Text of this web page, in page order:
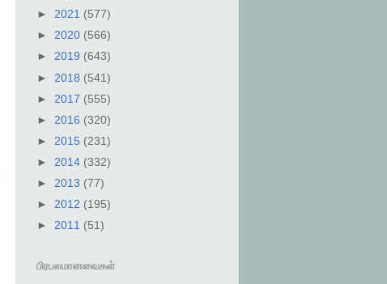
► 2021 (577)
► 2020 (566)
► 2019 (643)
► 2018 (541)
► 2017 (555)
► 2016 (320)
► 2015 (231)
► 2014 (332)
► 2013 (77)
► 2012 (195)
► 2011 (51)
பிரபலமானவைகள்